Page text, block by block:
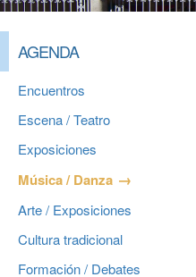
AGENDA
Encuentros
Escena / Teatro
Exposiciones
Música / Danza
Arte / Exposiciones
Cultura tradicional
Formación / Debates